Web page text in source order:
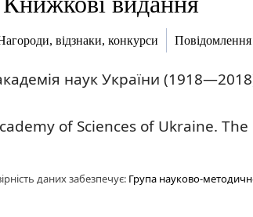
відзнаки, конкурси Повідомлення
наук України
of Sciences of Ukraine.
даних забезпечує: Група науково-